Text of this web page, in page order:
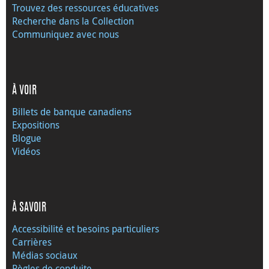
Trouvez des ressources éducatives
Recherche dans la Collection
Communiquez avec nous
À VOIR
Billets de banque canadiens
Expositions
Blogue
Vidéos
À SAVOIR
Accessibilité et besoins particuliers
Carrières
Médias sociaux